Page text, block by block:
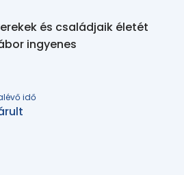
és családjaik életét
ingyenes
idő